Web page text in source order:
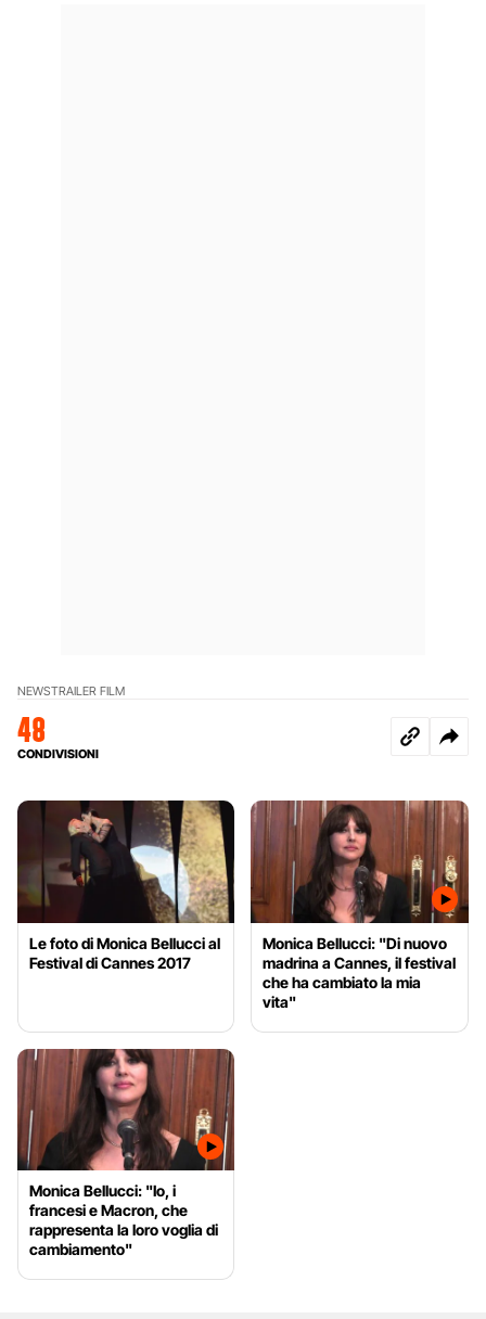
NEWSTRAILER FILM
48
CONDIVISIONI
Le foto di Monica Bellucci al
Festival di Cannes 2017
Monica Bellucci: "Di nuovo
madrina a Cannes, il festival
che ha cambiato la mia
vita"
Monica Bellucci: "Io, i
francesi e Macron, che
rappresenta la loro voglia di
cambiamento"